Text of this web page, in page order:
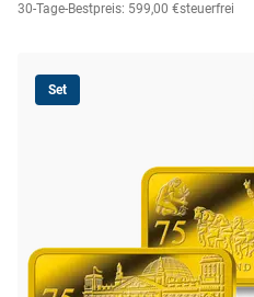
30-Tage-Bestpreis: 599,00 €steuerfrei
Set